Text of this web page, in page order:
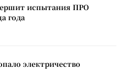
испытания ПРО
года
электричество